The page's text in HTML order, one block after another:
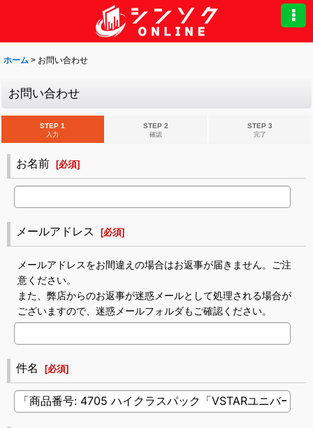
ホーム > お問い合わせ
お問い合わせ
STEP 1
入力
STEP 2
確認
STEP 3
完了
お名前 [必須]
メールアドレス [必須]
メールアドレスをお間違えの場合はお返事が届きません。ご注
意ください。
また、弊店からのお返事が迷惑メールとして処理される場合が
ございますので、迷惑メールフォルダもご確認ください。
件名 [必須]